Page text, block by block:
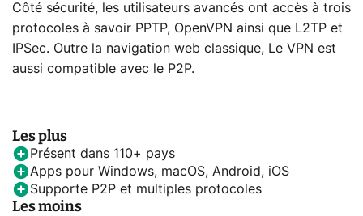
Côté sécurité, les utilisateurs avancés ont accès à trois
protocoles à savoir PPTP, OpenVPN ainsi que L2TP et
IPSec. Outre la navigation web classique, Le VPN est
aussi compatible avec le P2P.
Les plus
Présent dans 110+ pays
Apps pour Windows, macOS, Android, iOS
Supporte P2P et multiples protocoles
Les moins